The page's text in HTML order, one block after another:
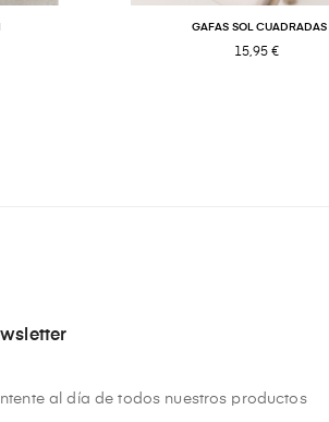
GAFAS SOL CUADRADAS
15,95 €
al día de todos nuestros productos